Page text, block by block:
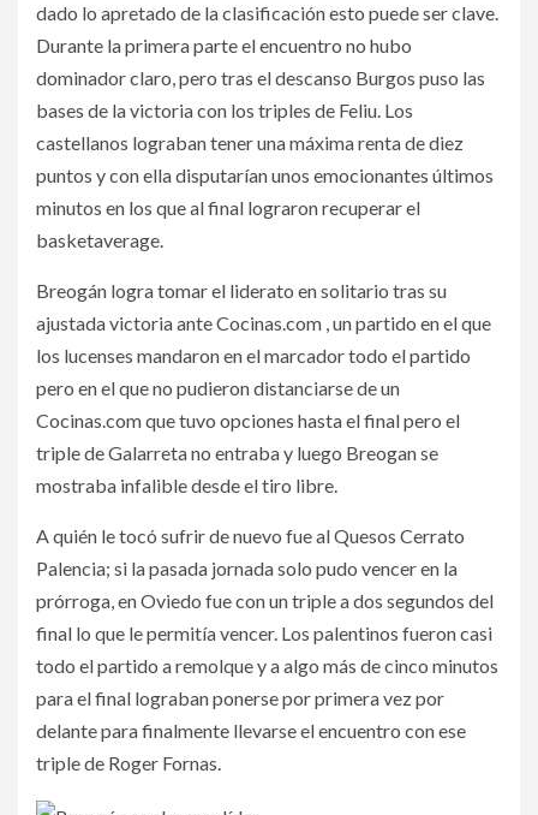
dado lo apretado de la clasificación esto puede ser clave.
Durante la primera parte el encuentro no hubo
dominador claro, pero tras el descanso Burgos puso las
bases de la victoria con los triples de Feliu. Los
castellanos lograban tener una máxima renta de diez
puntos y con ella disputarían unos emocionantes últimos
minutos en los que al final lograron recuperar el
basketaverage.
Breogán logra tomar el liderato en solitario tras su
ajustada victoria ante Cocinas.com , un partido en el que
los lucenses mandaron en el marcador todo el partido
pero en el que no pudieron distanciarse de un
Cocinas.com que tuvo opciones hasta el final pero el
triple de Galarreta no entraba y luego Breogan se
mostraba infalible desde el tiro libre.
A quién le tocó sufrir de nuevo fue al Quesos Cerrato
Palencia; si la pasada jornada solo pudo vencer en la
prórroga, en Oviedo fue con un triple a dos segundos del
final lo que le permitía vencer. Los palentinos fueron casi
todo el partido a remolque y a algo más de cinco minutos
para el final lograban ponerse por primera vez por
delante para finalmente llevarse el encuentro con ese
triple de Roger Fornas.